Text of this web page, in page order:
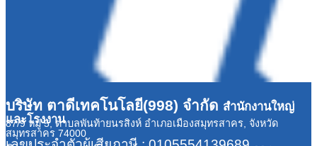
บริษัท ตาดีเทคโนโลยี(998) จำกัด สำนักงานใหญ่
และโรงงาน
87/9 หมู่ 5, ตำบลพันท้ายนรสิงห์ อำเภอเมืองสมุทรสาคร, จังหวัด
สมุทรสาคร 74000